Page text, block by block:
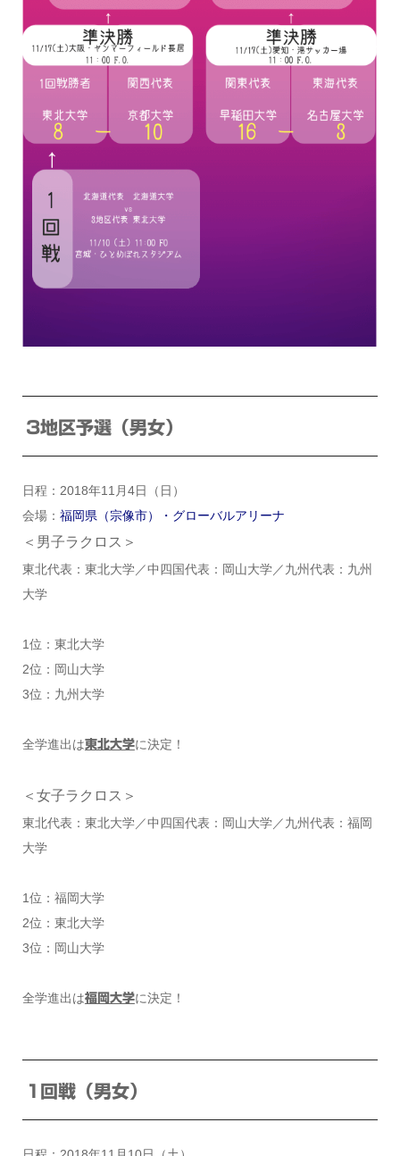
3地区予選（男女）
日程：2018年11月4日（日）
会場： 福岡県（宗像市）・グローバルアリーナ
＜男子ラクロス＞
東北代表：東北大学／中四国代表：岡山大学／九州代表：九州
大学
1位：東北大学
2位：岡山大学
3位：九州大学
全学進出は東北大学に決定！
＜女子ラクロス＞
東北代表：東北大学／中四国代表：岡山大学／九州代表：福岡
大学
1位：福岡大学
2位：東北大学
3位：岡山大学
全学進出は福岡大学に決定！
1回戦（男女）